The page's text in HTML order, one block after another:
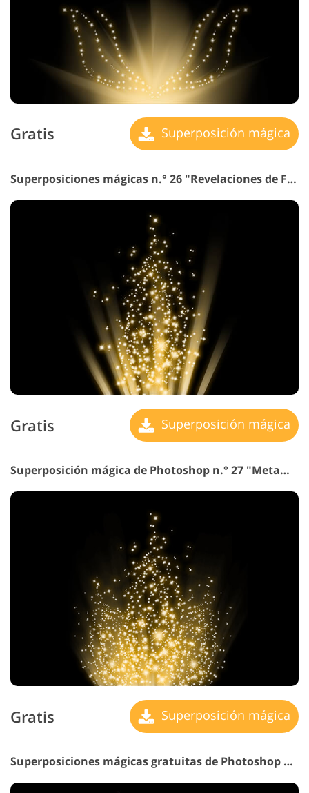
Gratis Superposición mágica
Superposiciones mágicas n.° 26 "Revelaciones de Fuego"
Gratis Superposición mágica
Superposición mágica de Photoshop n.° 27 "Metamorphosis"
Gratis Superposición mágica
Superposiciones mágicas gratuitas de Photoshop n.° 28 "Elvish Stories"